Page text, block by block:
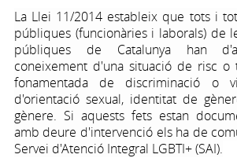
La Llei 11/2014 estableix que tots i
públiques (funcionàries i laborals) de
públiques de Catalunya han
coneixement d'una situació de risc o
fonamentada de discriminació o
d'orientació sexual, identitat de
gènere. Si aquests fets estan
amb deure d'intervenció els ha de
Servei d'Atenció Integral LGBTI+ (SAI).